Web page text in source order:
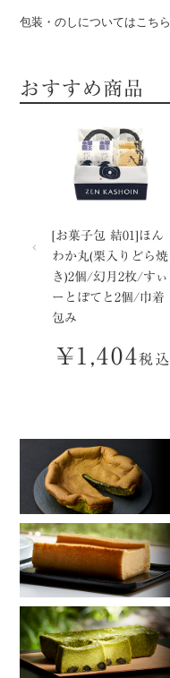
包装・のしについてはこちら
おすすめ商品
[お菓子包 結01]ほん
わか丸(栗入りどら焼
き)2個/幻月2枚/すぃ
ーとぽてと2個/巾着
包み
¥1,404税込